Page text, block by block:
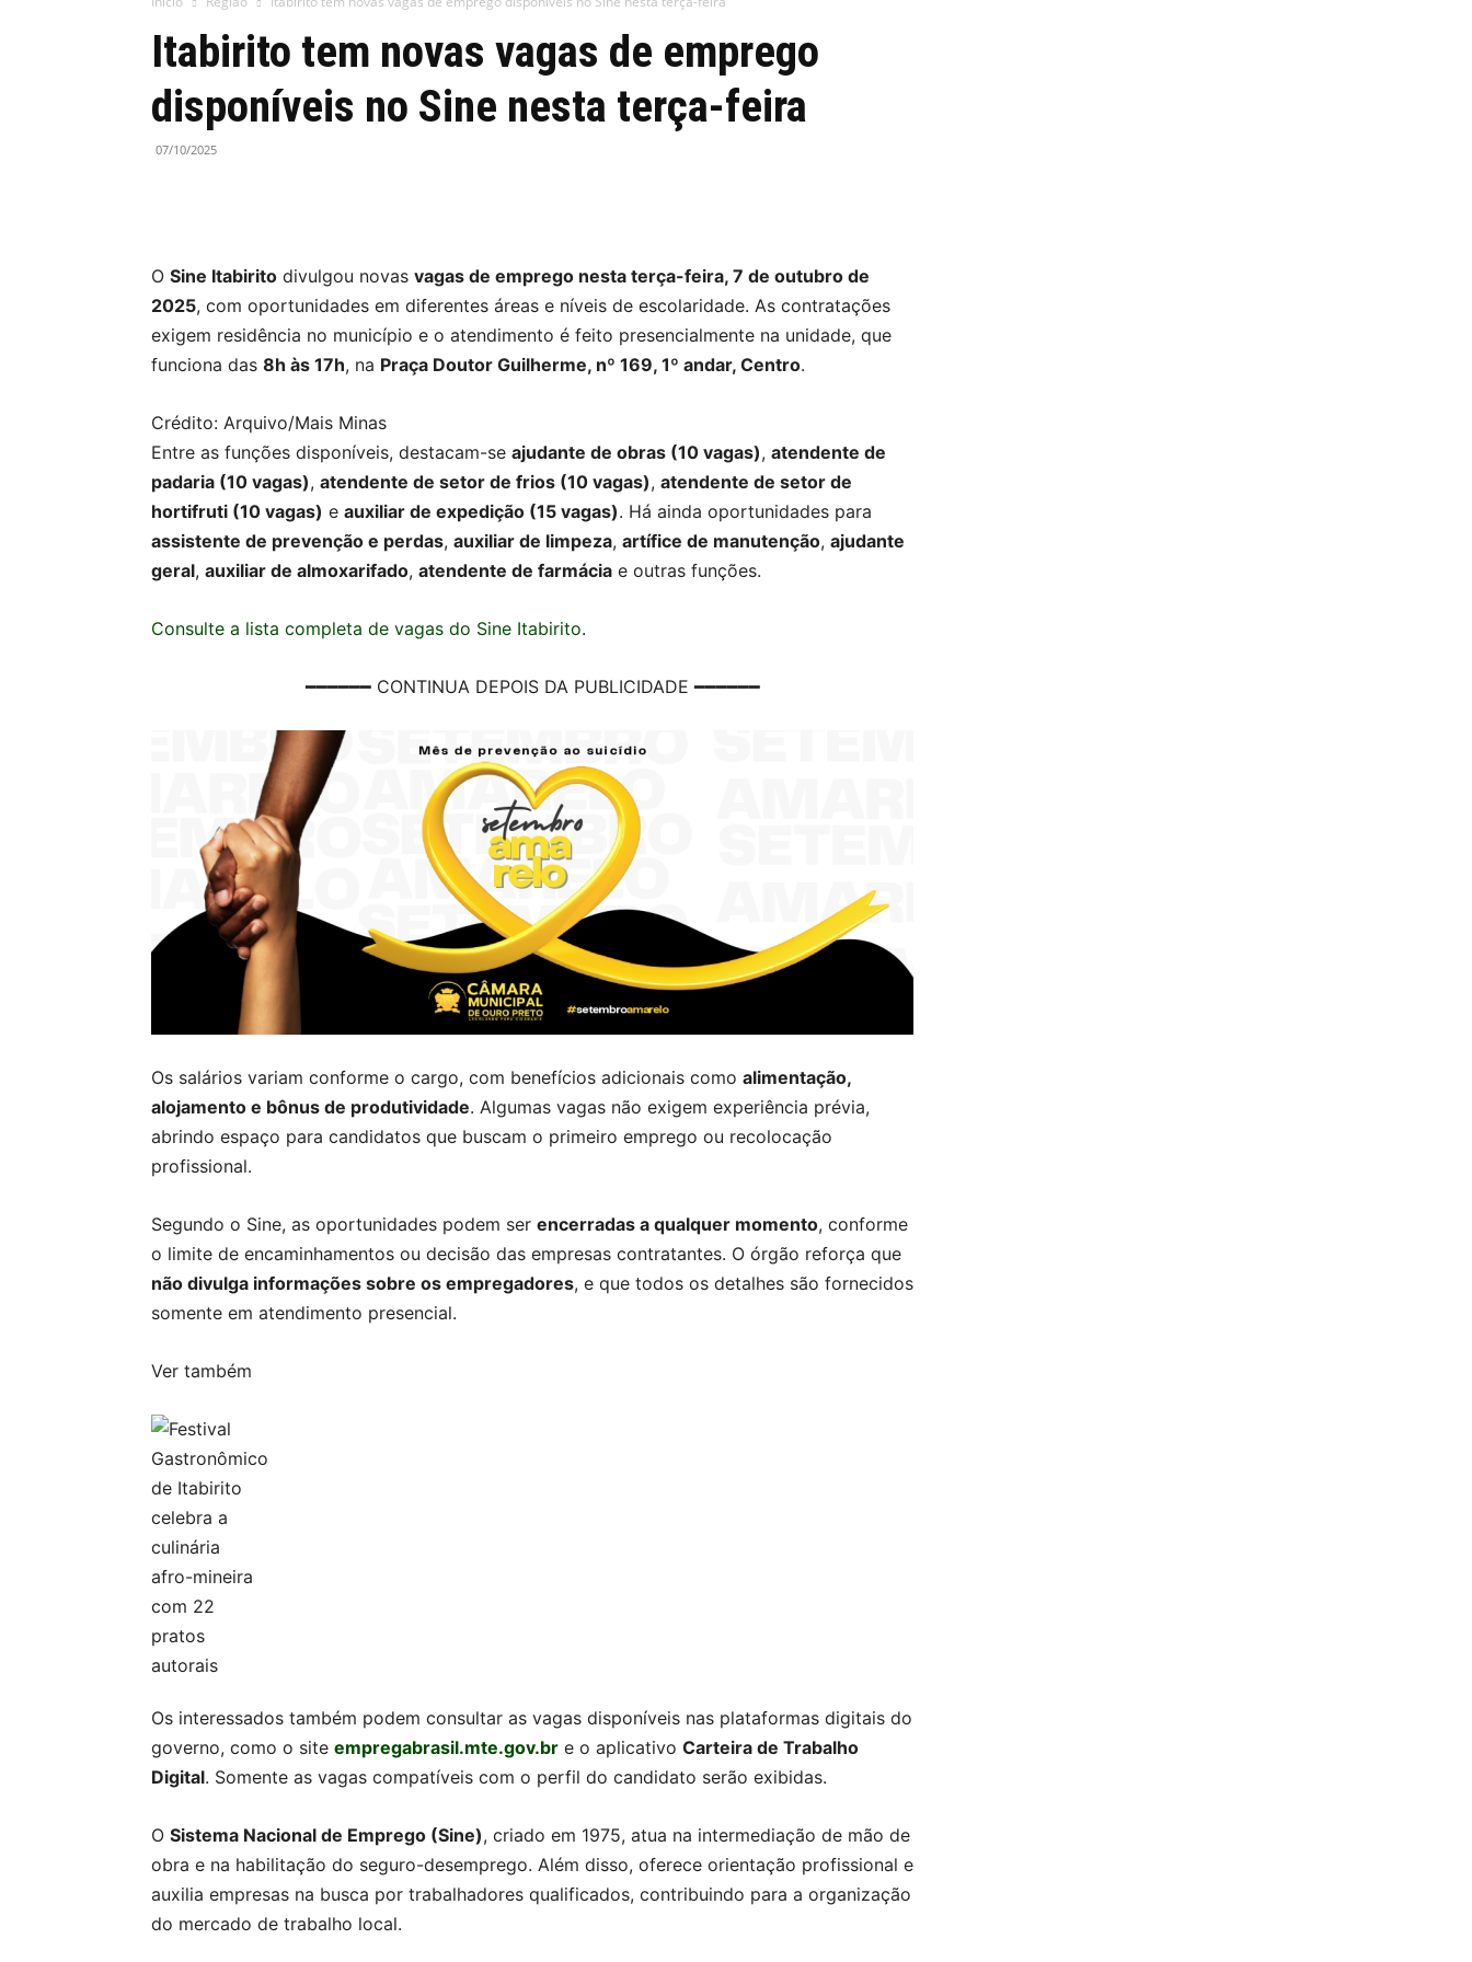
Itabirito tem novas vagas de emprego
disponíveis no Sine nesta terça-feira
07/10/2025
O Sine Itabirito divulgou novas vagas de emprego nesta terça-feira, 7 de outubro de
2025, com oportunidades em diferentes áreas e níveis de escolaridade. As contratações
exigem residência no município e o atendimento é feito presencialmente na unidade, que
funciona das 8h às 17h, na Praça Doutor Guilherme, nº 169, 1º andar, Centro.
Crédito: Arquivo/Mais Minas
Entre as funções disponíveis, destacam-se ajudante de obras (10 vagas), atendente de
padaria (10 vagas), atendente de setor de frios (10 vagas), atendente de setor de
hortifruti (10 vagas) e auxiliar de expedição (15 vagas). Há ainda oportunidades para
assistente de prevenção e perdas, auxiliar de limpeza, artífice de manutenção, ajudante
geral, auxiliar de almoxarifado, atendente de farmácia e outras funções.
Consulte a lista completa de vagas do Sine Itabirito.
━━━━━━ CONTINUA DEPOIS DA PUBLICIDADE ━━━━━━
Os salários variam conforme o cargo, com benefícios adicionais como alimentação,
alojamento e bônus de produtividade. Algumas vagas não exigem experiência prévia,
abrindo espaço para candidatos que buscam o primeiro emprego ou recolocação
profissional.
Segundo o Sine, as oportunidades podem ser encerradas a qualquer momento, conforme
o limite de encaminhamentos ou decisão das empresas contratantes. O órgão reforça que
não divulga informações sobre os empregadores, e que todos os detalhes são fornecidos
somente em atendimento presencial.
Ver também
Os interessados também podem consultar as vagas disponíveis nas plataformas digitais do
governo, como o site empregabrasil.mte.gov.br e o aplicativo Carteira de Trabalho
Digital. Somente as vagas compatíveis com o perfil do candidato serão exibidas.
O Sistema Nacional de Emprego (Sine), criado em 1975, atua na intermediação de mão de
obra e na habilitação do seguro-desemprego. Além disso, oferece orientação profissional e
auxilia empresas na busca por trabalhadores qualificados, contribuindo para a organização
do mercado de trabalho local.